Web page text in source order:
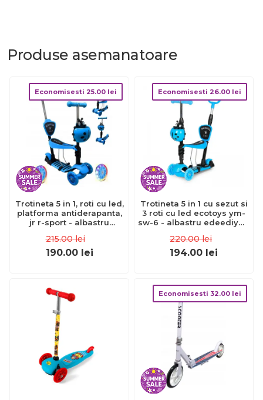
Produse asemanatoare
Economisesti 25.00 lei
Trotineta 5 in 1, roti cu led,
platforma antiderapanta,
jr r-sport - albastru
215.00 lei
190.00 lei
Economisesti 26.00 lei
Trotineta 5 in 1 cu sezut si
3 roti cu led ecotoys ym-
sw-6 - albastru edeediym-
220.00 lei
194.00 lei
Economisesti 32.00 lei